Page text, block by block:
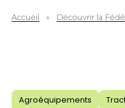
Accueil » Découvrir la
Agroéquipements